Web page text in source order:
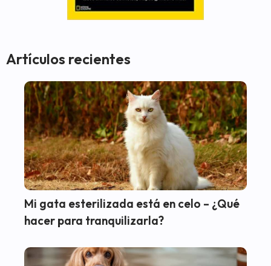
Artículos recientes
Mi gata esterilizada está en celo – ¿Qué
hacer para tranquilizarla?